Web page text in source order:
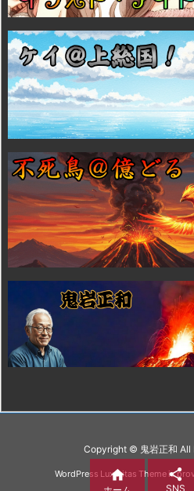
Copyright © 鬼岩正和 All
WordPress Luxeritas Theme is
 
SNS